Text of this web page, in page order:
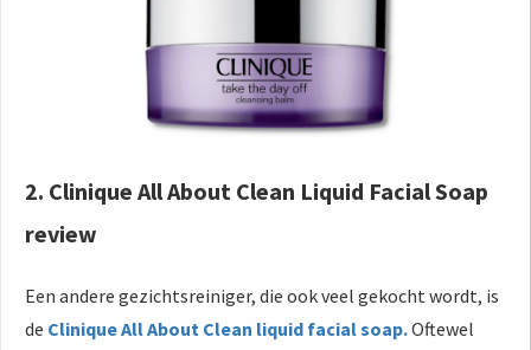
2. Clinique All About Clean Liquid Facial Soap
review
Een andere gezichtsreiniger, die ook veel gekocht wordt, is
de Clinique All About Clean liquid facial soap.Oftewel